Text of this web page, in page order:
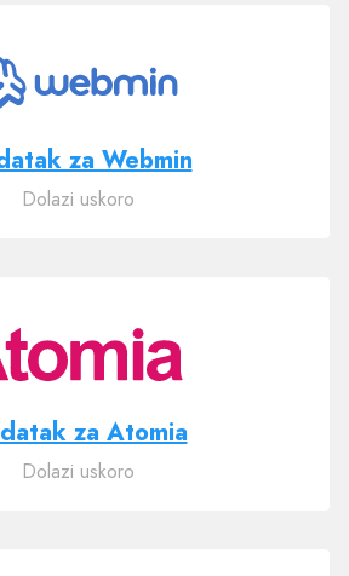
za Webmin
Dolazi uskoro
za Atomia
Dolazi uskoro